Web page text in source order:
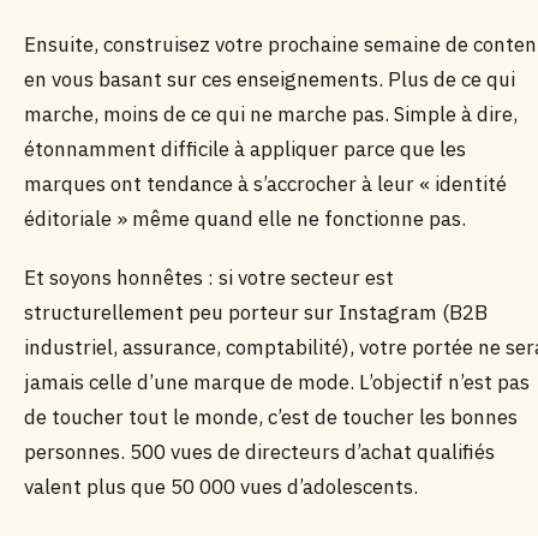
Ensuite, construisez votre prochaine semaine de
en vous basant sur ces enseignements. Plus de ce qui
marche, moins de ce qui ne marche pas. Simple à dire,
étonnamment difficile à appliquer parce que les
marques ont tendance à s’accrocher à leur « identité
éditoriale » même quand elle ne fonctionne pas.
Et soyons honnêtes : si votre secteur est
structurellement peu porteur sur Instagram (B2B
industriel, assurance, comptabilité), votre portée ne
jamais celle d’une marque de mode. L’objectif n’est pas
de toucher tout le monde, c’est de toucher les bonnes
personnes. 500 vues de directeurs d’achat qualifiés
valent plus que 50 000 vues d’adolescents.